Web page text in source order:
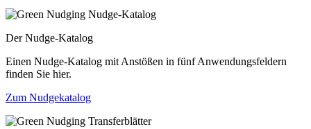
Der Nudge-Katalog
Einen Nudge-Katalog mit Anstößen in fünf Anwendungsfeldern
finden Sie hier.
Zum Nudgekatalog